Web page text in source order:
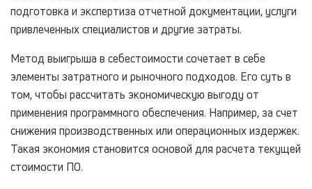
подготовка и экспертиза отчетной документации, услуги
привлеченных специалистов и другие затраты.
Метод выигрыша в себестоимости сочетает в себе
элементы затратного и рыночного подходов. Его суть в
том, чтобы рассчитать экономическую выгоду от
применения программного обеспечения. Например, за счет
снижения производственных или операционных издержек.
Такая экономия становится основой для расчета текущей
стоимости ПО.